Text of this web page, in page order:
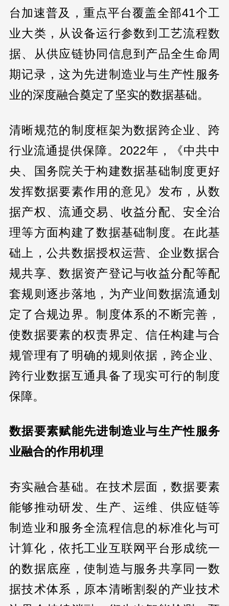
台加速普及，重点平台覆盖全部41个工
业大类，从设备运行参数到工艺流程数
据、从供应链协同信息到产品全生命周
期记录，这为先进制造业与生产性服务
业的深度融合奠定了坚实的数据基础。
清晰规范的制度框架为数据跨企业、跨
行业流通提供保障。2022年，《中共中
央、国务院关于构建数据基础制度更好
发挥数据要素作用的意见》发布，从数
据产权、流通交易、收益分配、安全治
理等方面构建了数据基础制度。在此基
础上，公共数据授权运营、企业数据合
规共享、数据资产登记与收益分配等配
套规则逐步落地，为产业间数据流通划
定了合规边界。制度体系的不断完善，
使数据要素的权责界定、信任构建与合
规管理有了明确的规则依据，跨企业、
跨行业数据互通具备了现实可行的制度
保障。
数据要素赋能先进制造业与生产性服务
业融合的作用机理
夯实融合基础。在技术层面，数据要素
能够推动研发、生产、运维、供应链等
制造业和服务全流程信息的标准化与可
计算化，依托工业互联网平台形成统一
的数据底座，使制造与服务共享同一数
据技术体系，原本清晰割裂的产业技术